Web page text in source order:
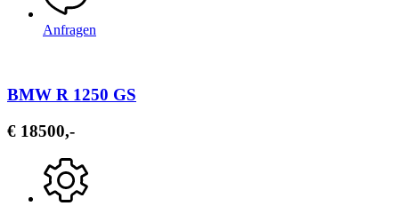
Anfragen
BMW R 1250 GS
€ 18500,-